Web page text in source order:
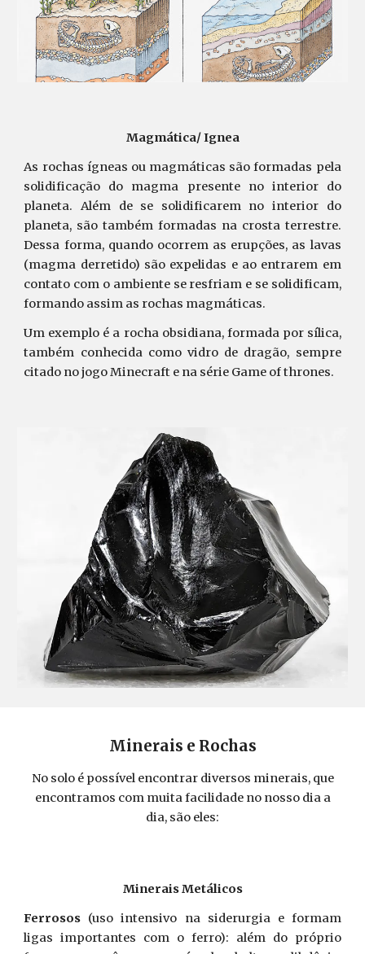
Magmática/ Ignea
As rochas ígneas ou magmáticas são formadas pela
solidificação do magma presente no interior do
planeta. Além de se solidificarem no interior do
planeta, são também formadas na crosta terrestre.
Dessa forma, quando ocorrem as erupções, as lavas
(magma derretido) são expelidas e ao entrarem em
contato com o ambiente se resfriam e se solidificam,
formando assim as rochas magmáticas.
Um exemplo é a rocha obsidiana, formada por sílica,
também conhecida como vidro de dragão, sempre
citado no jogo Minecraft e na série Game of thrones.
Minerais e Rochas
No solo é possível encontrar diversos minerais, que
encontramos com muita facilidade no nosso dia a
dia, são eles:
Minerais Metálicos
Ferrosos (uso intensivo na siderurgia e formam
ligas importantes com o ferro): além do próprio